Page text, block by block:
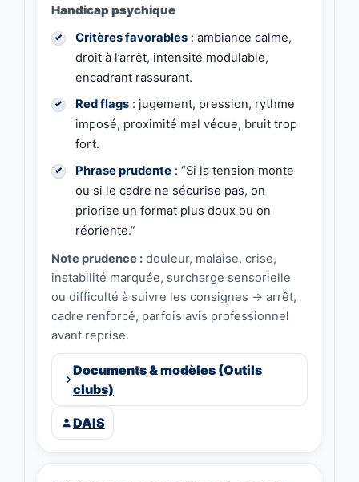
Handicap psychique
Critères favorables : ambiance calme,
droit à l’arrêt, intensité modulable,
encadrant rassurant.
Red flags : jugement, pression, rythme
imposé, proximité mal vécue, bruit trop
fort.
Phrase prudente : “Si la tension monte
ou si le cadre ne sécurise pas, on
priorise un format plus doux ou on
réoriente.”
Note prudence : douleur, malaise, crise,
instabilité marquée, surcharge sensorielle
ou difficulté à suivre les consignes → arrêt,
cadre renforcé, parfois avis professionnel
avant reprise.
Documents & modèles (Outils
clubs)
DAIS